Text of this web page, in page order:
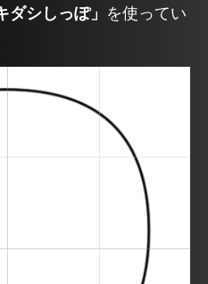
ダシしっぽ」 を使ってい